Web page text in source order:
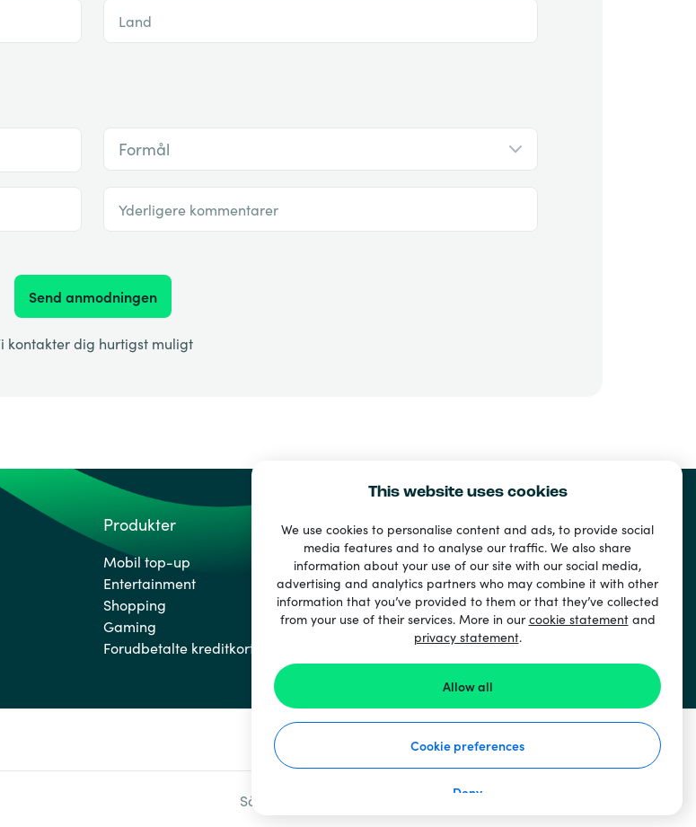
This website uses cookies
We use cookies to personalise content and ads, to provide social
media features and to analyse our traffic. We also share
information about your use of our site with our social media,
advertising and analytics partners who may combine it with other
information that you’ve provided to them or that they’ve collected
from your use of their services. More in ourcookie statementand
privacy statement.
Allow all
Cookie preferences
Deny
Land
Formål
Yderligere kommentarer
Send anmodningen
kontakter dig hurtigst muligt
Produkter
Mobil top-up
Entertainment
Shopping
Gaming
Forudbetalte kreditkort
Sådan virker det